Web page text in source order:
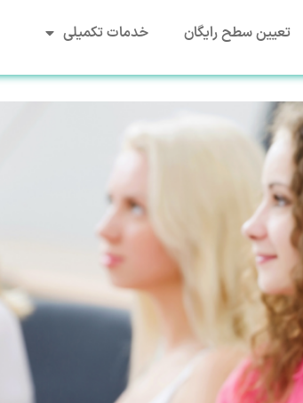
تعیین سطح رایگان خدمات تکمیلی